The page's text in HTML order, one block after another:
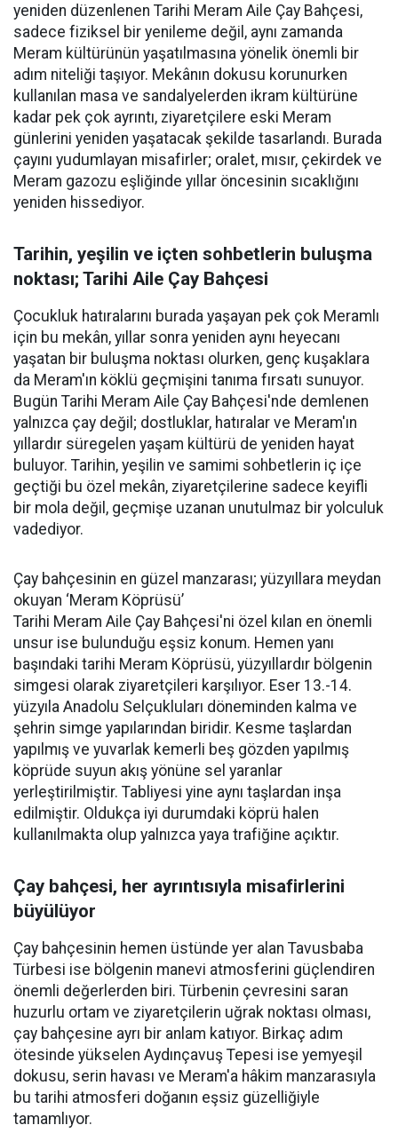
yeniden düzenlenen Tarihi Meram Aile Çay Bahçesi,
sadece fiziksel bir yenileme değil, aynı zamanda
Meram kültürünün yaşatılmasına yönelik önemli bir
adım niteliği taşıyor. Mekânın dokusu korunurken
kullanılan masa ve sandalyelerden ikram kültürüne
kadar pek çok ayrıntı, ziyaretçilere eski Meram
günlerini yeniden yaşatacak şekilde tasarlandı. Burada
çayını yudumlayan misafirler; oralet, mısır, çekirdek ve
Meram gazozu eşliğinde yıllar öncesinin sıcaklığını
yeniden hissediyor.
Tarihin, yeşilin ve içten sohbetlerin buluşma
noktası; Tarihi Aile Çay Bahçesi
Çocukluk hatıralarını burada yaşayan pek çok Meramlı
için bu mekân, yıllar sonra yeniden aynı heyecanı
yaşatan bir buluşma noktası olurken, genç kuşaklara
da Meram'ın köklü geçmişini tanıma fırsatı sunuyor.
Bugün Tarihi Meram Aile Çay Bahçesi'nde demlenen
yalnızca çay değil; dostluklar, hatıralar ve Meram'ın
yıllardır süregelen yaşam kültürü de yeniden hayat
buluyor. Tarihin, yeşilin ve samimi sohbetlerin iç içe
geçtiği bu özel mekân, ziyaretçilerine sadece keyifli
bir mola değil, geçmişe uzanan unutulmaz bir yolculuk
vadediyor.
Çay bahçesinin en güzel manzarası; yüzyıllara meydan
okuyan ‘Meram Köprüsü’
Tarihi Meram Aile Çay Bahçesi'ni özel kılan en önemli
unsur ise bulunduğu eşsiz konum. Hemen yanı
başındaki tarihi Meram Köprüsü, yüzyıllardır bölgenin
simgesi olarak ziyaretçileri karşılıyor. Eser 13.-14.
yüzyıla Anadolu Selçukluları döneminden kalma ve
şehrin simge yapılarından biridir. Kesme taşlardan
yapılmış ve yuvarlak kemerli beş gözden yapılmış
köprüde suyun akış yönüne sel yaranlar
yerleştirilmiştir. Tabliyesi yine aynı taşlardan inşa
edilmiştir. Oldukça iyi durumdaki köprü halen
kullanılmakta olup yalnızca yaya trafiğine açıktır.
Çay bahçesi, her ayrıntısıyla misafirlerini
büyülüyor
Çay bahçesinin hemen üstünde yer alan Tavusbaba
Türbesi ise bölgenin manevi atmosferini güçlendiren
önemli değerlerden biri. Türbenin çevresini saran
huzurlu ortam ve ziyaretçilerin uğrak noktası olması,
çay bahçesine ayrı bir anlam katıyor. Birkaç adım
ötesinde yükselen Aydınçavuş Tepesi ise yemyeşil
dokusu, serin havası ve Meram'a hâkim manzarasıyla
bu tarihi atmosferi doğanın eşsiz güzelliğiyle
tamamlıyor.